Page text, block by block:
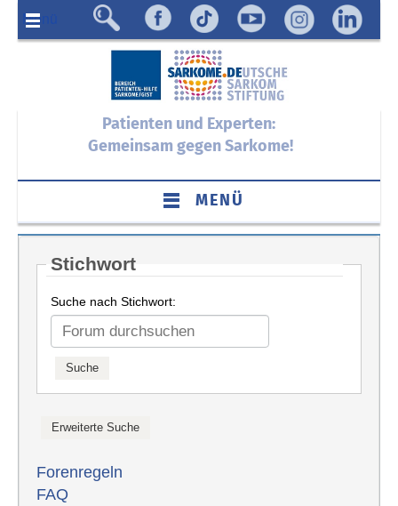
Menü
Patienten und Experten:
Gemeinsam gegen Sarkome!
MENÜ
Stichwort
Suche nach Stichwort:
Forenregeln
FAQ